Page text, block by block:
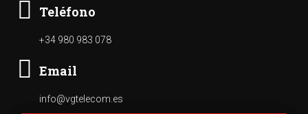
Teléfono
+34 980 983 078
Email
info@vgtelecom.es